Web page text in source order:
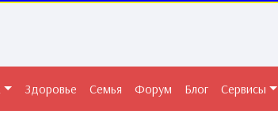
Здоровье Семья Форум Блог Сервисы